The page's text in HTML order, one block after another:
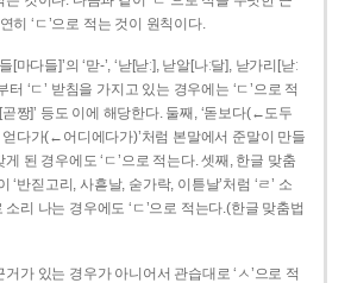
히 ‘ㄷ’으로 적는 것이 원칙이다.
[마다들]’의 ‘맏-’, ‘낟[낟ː], 낟알[나ː달], 낟가리[낟ː
터 ‘ㄷ’ 받침을 가지고 있는 경우에는 ‘ㄷ’으로 적
곧짱]’ 등도 이에 해당한다. 둘째, ‘돋보다(←도두
다가(←어디에다가)’처럼 본말에서 준말이 만들
게 된 경우에도 ‘ㄷ’으로 적는다. 셋째, 한글 맞춤
‘반짇고리, 사흗날, 숟가락, 이튿날’처럼 ‘ㄹ’ 소
소리 나는 경우에도 ‘ㄷ’으로 적는다.(한글 맞춤법
거가 있는 경우가 아니어서 관습대로 ‘ㅅ’으로 적